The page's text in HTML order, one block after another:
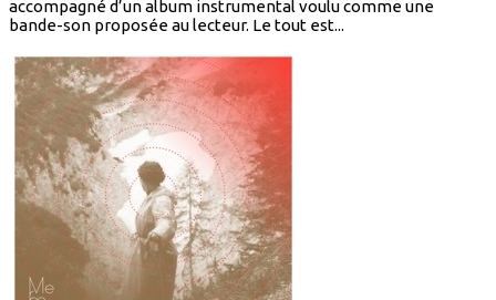
accompagné d’un album instrumental voulu comme une
bande-son proposée au lecteur. Le tout est...